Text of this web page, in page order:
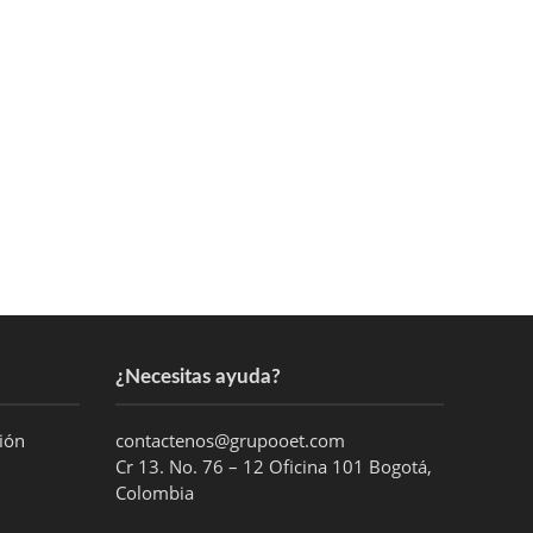
¿Necesitas ayuda?
contactenos@grupooet.com
Cr 13. No. 76 – 12 Oficina 101 Bogotá,
Colombia